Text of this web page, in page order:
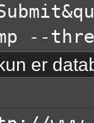
--
er